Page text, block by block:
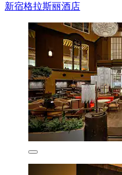
新宿格拉斯丽酒店